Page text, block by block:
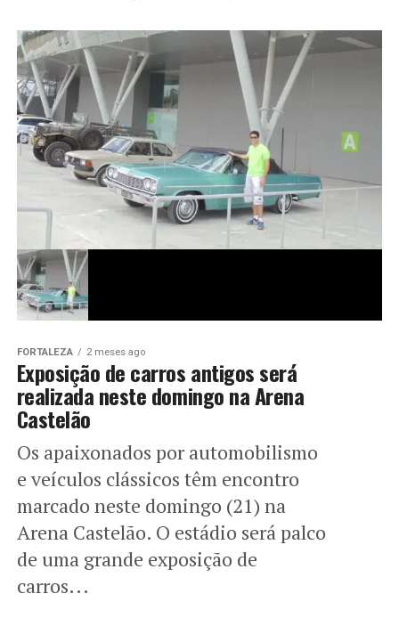
FORTALEZA 2 meses ago
Exposição de carros antigos será
realizada neste domingo na Arena
Castelão
Os apaixonados por automobilismo
e veículos clássicos têm encontro
marcado neste domingo (21) na
Arena Castelão. O estádio será palco
de uma grande exposição de
carros...